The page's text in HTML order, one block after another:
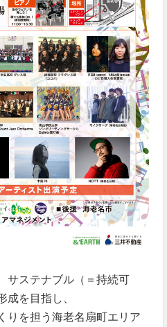
サステナブル（＝持続可
を目指し、
りを担う海老名扇町エリア